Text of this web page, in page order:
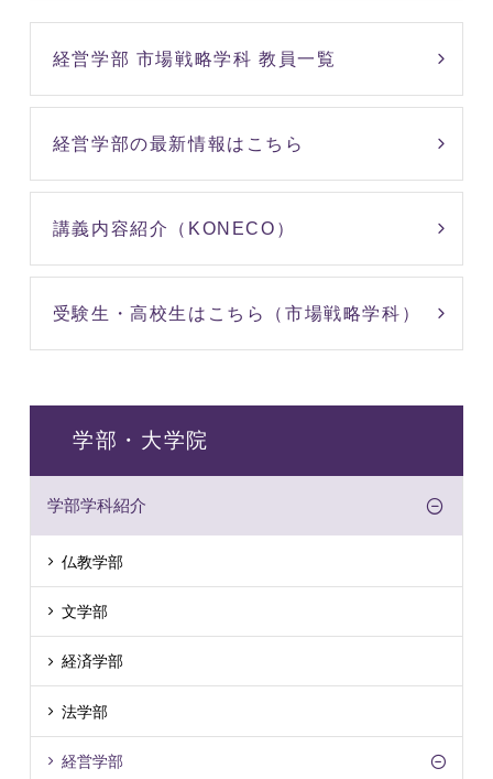
経営学部 市場戦略学科 教員一覧
経営学部の最新情報はこちら
講義内容紹介（KONECO）
受験生・高校生はこちら（市場戦略学科）
学部・大学院
学部学科紹介
仏教学部
文学部
経済学部
法学部
経営学部